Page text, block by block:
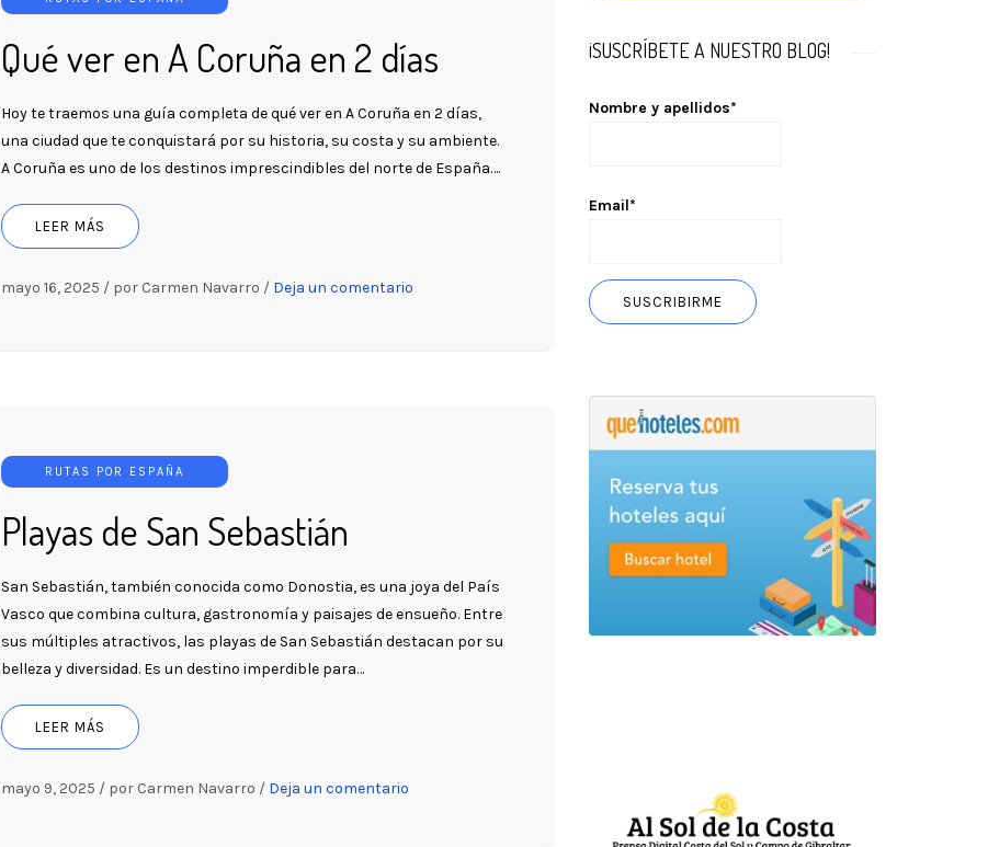
Qué ver en A Coruña en 2 días
Hoy te traemos una guía completa de qué ver en A Coruña en 2 días,
una ciudad que te conquistará por su historia, su costa y su ambiente.
A Coruña es uno de los destinos imprescindibles del norte de España….
LEER MÁS
mayo 16, 2025 / por Carmen Navarro / Deja un comentario
RUTAS POR ESPAÑA
Playas de San Sebastián
San Sebastián, también conocida como Donostia, es una joya del País
Vasco que combina cultura, gastronomía y paisajes de ensueño. Entre
sus múltiples atractivos, las playas de San Sebastián destacan por su
belleza y diversidad. Es un destino imperdible para…
LEER MÁS
mayo 9, 2025 / por Carmen Navarro / Deja un comentario
¡SUSCRÍBETE A NUESTRO BLOG!
Nombre y apellidos*
Email*